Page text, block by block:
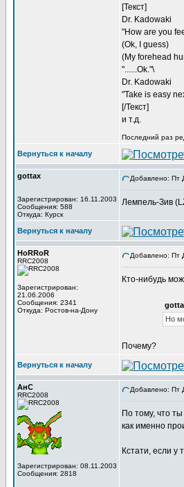
[Текст]
Dr. Kadowaki
"How are you
(Ok, I guess)
(My forehead
"......Ok."\
Dr. Kadowaki
"Take is easy
[/Текст]
и т.д.
Последний раз
Вернуться к началу
gottax
Зарегистрирован: 16.11.2003
Сообщения: 588
Откуда: Курск
Добавлено: Пт
Лемпель-Зив
Вернуться к началу
HoRRoR
RRC2008
Зарегистрирован:
21.06.2006
Сообщения: 2341
Откуда: Ростов-на-Дону
Добавлено: Пт
Кто-нибудь
Но
Почему?
Вернуться к началу
АнС
RRC2008
Зарегистрирован: 08.11.2003
Сообщения: 2818
Добавлено: Пт
По тому, что
как именно
Кстати, если у